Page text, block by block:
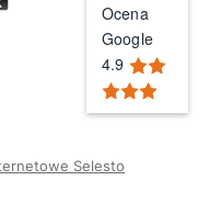
Ocena
Google
4.9
Selesto